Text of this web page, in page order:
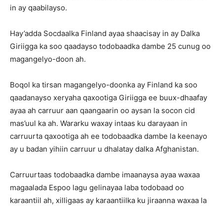
in ay qaabilayso.
Hay’adda Socdaalka Finland ayaa shaacisay in ay Dalka
Giriigga ka soo qaadayso todobaadka dambe 25 cunug oo
magangelyo-doon ah.
Boqol ka tirsan magangelyo-doonka ay Finland ka soo
qaadanayso xeryaha qaxootiga Giriigga ee buux-dhaafay
ayaa ah carruur aan qaangaarin oo aysan la socon cid
mas’uul ka ah. Wararku waxay intaas ku darayaan in
carruurta qaxootiga ah ee todobaadka dambe la keenayo
ay u badan yihiin carruur u dhalatay dalka Afghanistan.
Carruurtaas todobaadka dambe imaanaysa ayaa waxaa
magaalada Espoo lagu gelinayaa laba todobaad oo
karaantiil ah, xilligaas ay karaantiilka ku jiraanna waxaa la